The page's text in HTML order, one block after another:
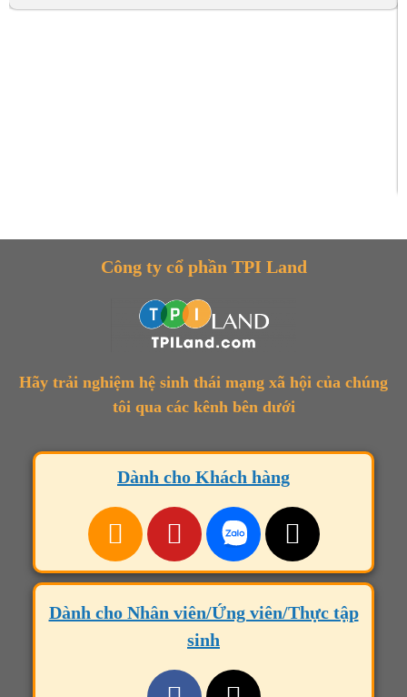
Công ty cổ phần TPI Land
Hãy trải nghiệm hệ sinh thái mạng xã hội của chúng
tôi qua các kênh bên dưới
Dành cho Khách hàng
Dành cho Nhân viên/Ứng viên/Thực tập
sinh